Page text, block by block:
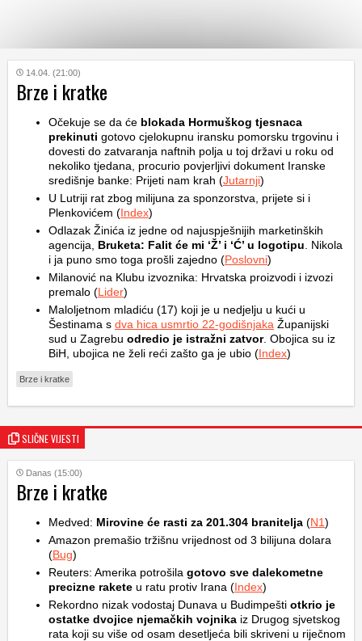
KATEGORIJE
HRVATSKI
WEB
14.04. (21:00)
Brze i kratke
Očekuje se da će blokada Hormuškog tjesnaca
prekinuti gotovo cjelokupnu iransku pomorsku trgovinu i
dovesti do zatvaranja naftnih polja u toj državi u roku od
nekoliko tjedana, procurio povjerljivi dokument Iranske
središnje banke: Prijeti nam krah (Jutarnji)
U Lutriji rat zbog milijuna za sponzorstva, prijete si i
Plenkovićem (Index)
Odlazak Žinića iz jedne od najuspješnijih marketinških
agencija,
Bruketa: Falit će mi ‘Ž’ i ‘Ć’ u logotipu . Nikola
i ja puno smo toga prošli zajedno (Poslovni)
Milanović na Klubu izvoznika: Hrvatska proizvodi i izvozi
premalo (Lider)
Maloljetnom mladiću (17) koji je u nedjelju u kući u
Šestinama s dva hica usmrtio 22-godišnjaka Županijski
sud u Zagrebu odredio je istražni zatvor. Obojica su iz
BiH, ubojica ne želi reći zašto ga je ubio (Index)
Brze i kratke
SLIČNE VIJESTI
Danas (15:00)
Brze i kratke
Medved: Mirovine će rasti za 201.304 branitelja (N1)
Amazon premašio tržišnu vrijednost od 3 bilijuna dolara
(Bug)
Reuters: Amerika potrošila gotovo sve dalekometne
precizne rakete u ratu protiv Irana (Index)
Rekordno nizak vodostaj Dunava u Budimpešti otkrio je
ostatke dvojice njemačkih vojnika iz Drugog sjvetskog
rata koji su više od osam desetljeća bili skriveni u riječnom